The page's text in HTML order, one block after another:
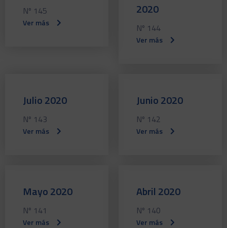
Nº 145
Ver más
2020
Nº 144
Ver más
Julio 2020
Nº 143
Ver más
Junio 2020
Nº 142
Ver más
Mayo 2020
Nº 141
Ver más
Abril 2020
Nº 140
Ver más